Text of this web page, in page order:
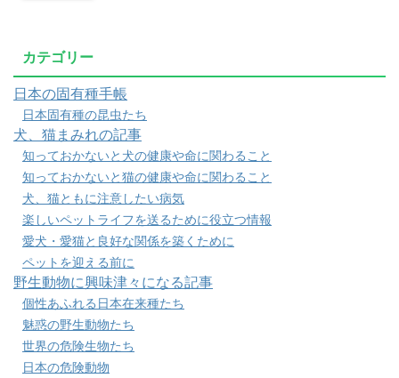
カテゴリー
日本の固有種手帳
日本固有種の昆虫たち
犬、猫まみれの記事
知っておかないと犬の健康や命に関わること
知っておかないと猫の健康や命に関わること
犬、猫ともに注意したい病気
楽しいペットライフを送るために役立つ情報
愛犬・愛猫と良好な関係を築くために
ペットを迎える前に
野生動物に興味津々になる記事
個性あふれる日本在来種たち
魅惑の野生動物たち
世界の危険生物たち
日本の危険動物